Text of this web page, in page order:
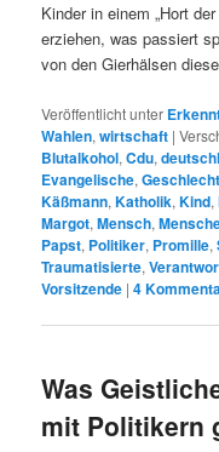
Kinder in einem „Hort
erziehen, was passiert
von den Gierhälsen
Veröffentlicht unter
Wahlen,wirtschaft |
Blutalkohol,Cdu,
Evangelische,
Käßmann,Katholik,Kind,
Margot,Mensch,
Papst, Politiker, Promille,
Traumatisierte,
Vorsitzende |4
Was
mit Politikern